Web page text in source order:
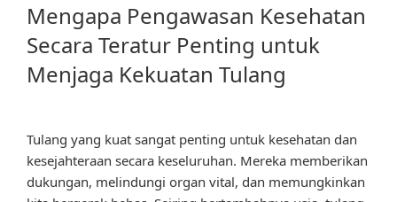
Mengapa Pengawasan Kesehatan
Secara Teratur Penting untuk
Menjaga Kekuatan Tulang
Tulang yang kuat sangat penting untuk kesehatan dan
kesejahteraan secara keseluruhan. Mereka memberikan
dukungan, melindungi organ vital, dan memungkinkan